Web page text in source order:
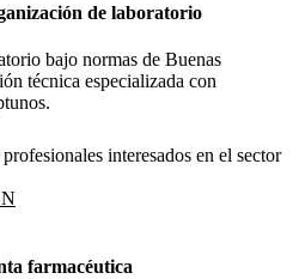
de laboratorio
bajo normas de Buenas
técnica especializada con
interesados en el sector
farmacéutica